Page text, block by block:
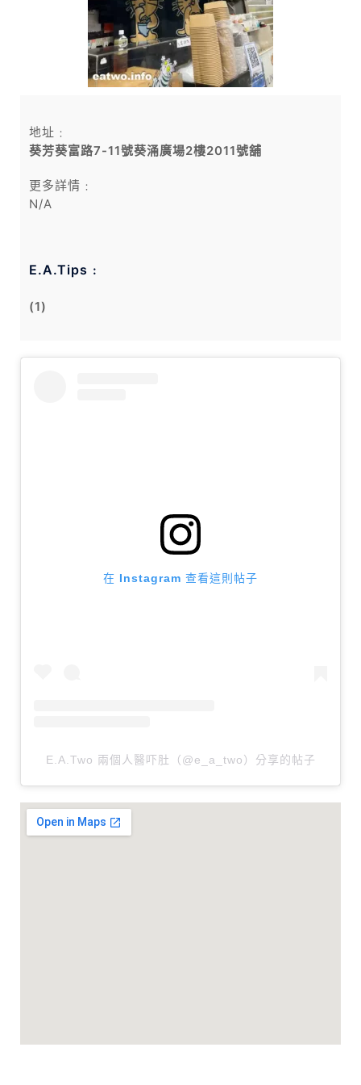
地址﹕
葵芳葵富路7-11號葵涌廣場2樓2011號舖
更多詳情﹕
N/A
E.A.Tips﹕
(1)
在 Instagram 查看這則帖子
E.A.Two 兩個人醫吓肚（@e_a_two）分享的帖子